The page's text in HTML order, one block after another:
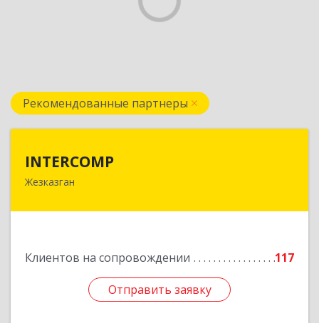
Рекомендованные партнеры
INTERCOMP
Жезказган
Клиентов на сопровождении 117
Отправить заявку
100600, Республика Казахстан, Карагандинская
Отправить заявку